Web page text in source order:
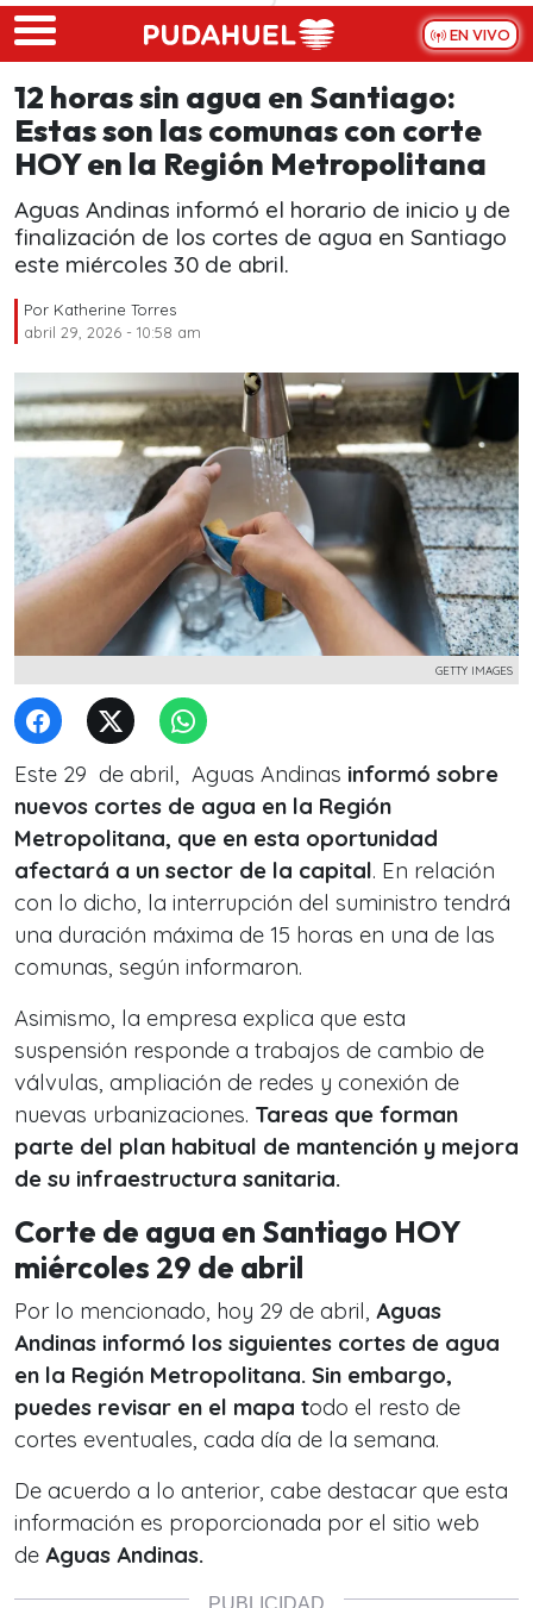
Skip to main content
EN VIVO
12 horas sin agua en Santiago:
Estas son las comunas con corte
HOY en la Región Metropolitana
Aguas Andinas informó el horario de inicio y de
finalización de los cortes de agua en Santiago
este miércoles 30 de abril.
Por Katherine Torres
abril 29, 2026 - 10:58 am
GETTY IMAGES
Este 29 de abril, Aguas Andinas informó sobre
nuevos cortes de agua en la Región
Metropolitana, que en esta oportunidad
afectará a un sector de la capital. En relación
con lo dicho, la interrupción del suministro tendrá
una duración máxima de 15 horas en una de las
comunas, según informaron.
Asimismo, la empresa explica que esta
suspensión responde a trabajos de cambio de
válvulas, ampliación de redes y conexión de
nuevas urbanizaciones. Tareas que forman
parte del plan habitual de mantención y mejora
de su infraestructura sanitaria.
Corte de agua en Santiago HOY
miércoles 29 de abril
Por lo mencionado, hoy 29 de abril, Aguas
Andinas informó los siguientes cortes de agua
en la Región Metropolitana. Sin embargo,
puedes revisar en el mapa todo el resto de
cortes eventuales, cada día de la semana.
De acuerdo a lo anterior, cabe destacar que esta
información es proporcionada por el sitio web
de Aguas Andinas.